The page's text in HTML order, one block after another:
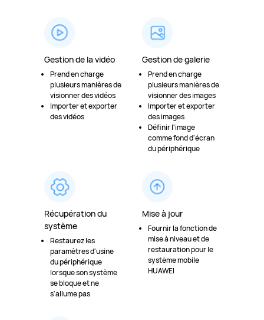
Gestion de la vidéo
Prend en charge
plusieurs manières de
visionner des vidéos
Importer et exporter
des vidéos
Gestion de galerie
Prend en charge
plusieurs manières de
visionner des images
Importer et exporter
des images
Définir l'image
comme fond d'écran
du périphérique
Récupération du
système
Restaurez les
paramètres d'usine
du périphérique
lorsque son système
se bloque et ne
s'allume pas
Mise à jour
Fournir la fonction de
mise à niveau et de
restauration pour le
système mobile
HUAWEI